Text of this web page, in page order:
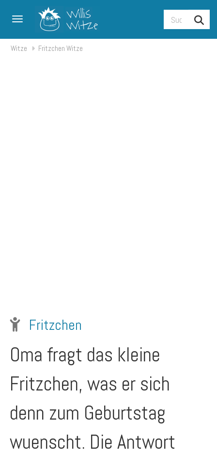
Toggle navigation
Witze Fritzchen Witze
Fritzchen
Oma fragt das kleine
Fritzchen, was er sich
denn zum Geburtstag
wuenscht. Die Antwort